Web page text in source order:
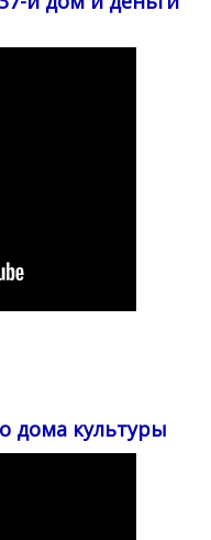
дома культуры